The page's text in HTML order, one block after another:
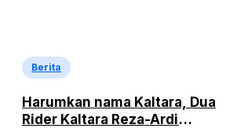
Berita
Harumkan nama Kaltara, Dua
Rider Kaltara Reza-Ardi